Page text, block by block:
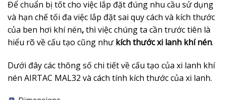
Để chuẩn bị tốt cho việc lắp đặt đúng nhu cầu sử dụng
và hạn chế tối đa việc lắp đặt sai quy cách và kích thước
của ben hơi khí nén,thì việc chúng ta cần trước tiên là
hiểu rõ về cấu tạo cũng như kích thước xi lanh khí nén.
Dưới đây các thông số chi tiết về cấu tạo của xi lanh khí
nén AIRTAC MAL32 và cách tính kích thước của xi lanh.